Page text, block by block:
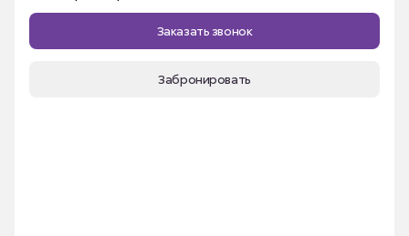
Название ЖК Сибирский
Заказать звонок
Забронировать